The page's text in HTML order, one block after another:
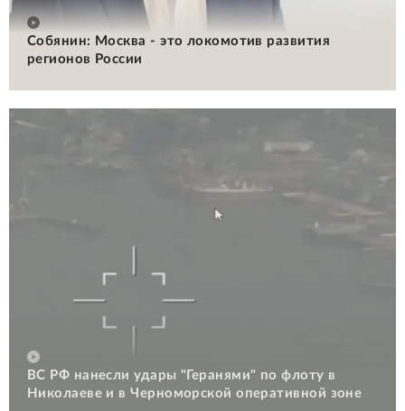
Собянин: Москва - это локомотив развития
регионов России
ВС РФ нанесли удары "Геранями" по флоту в
Николаеве и в Черноморской оперативной зоне